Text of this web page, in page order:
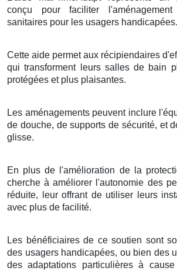
conçu pour faciliter
sanitaires pour les usagers handicapées.
Cette aide permet aux récipiendaires
qui transforment leurs salles de bain
protégées et plus plaisantes.
Les aménagements peuvent inclure
de douche, de supports de sécurité, et
glisse.
En plus de l'amélioration de la
cherche à améliorer l'autonomie des
réduite, leur offrant de utiliser leurs
avec plus de facilité.
Les bénéficiaires de ce soutien sont
des usagers handicapées, ou bien des
des adaptations particulières à